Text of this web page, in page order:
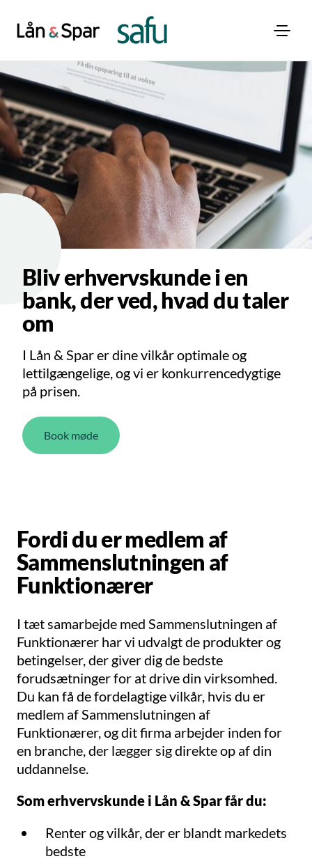
Bliv erhvervskunde i en
bank, der ved, hvad du taler
om
I Lån & Spar er dine vilkår optimale og
lettilgængelige, og vi er konkurrencedygtige
på prisen.
Book møde
Fordi du er medlem af
Sammenslutningen af
Funktionærer
I tæt samarbejde med Sammenslutningen af
Funktionærer har vi udvalgt de produkter og
betingelser, der giver dig de bedste
forudsætninger for at drive din virksomhed.
Du kan få de fordelagtige vilkår, hvis du er
medlem af Sammenslutningen af
Funktionærer, og dit firma arbejder inden for
en branche, der lægger sig direkte op af din
uddannelse.
Som erhvervskunde i Lån & Spar får du:
Renter og vilkår, der er blandt markedets
bedste